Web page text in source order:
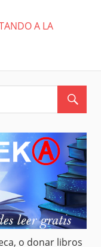
A LA
o donar libros